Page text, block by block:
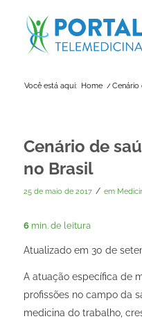
Você está aqui: Home / Cenário
Cenário de
no Brasil
25 de maio de 2017 / em
6 min. de leitura
Atualizado em 30 de
A atuação específica de
profissões no campo da
medicina do trabalho,